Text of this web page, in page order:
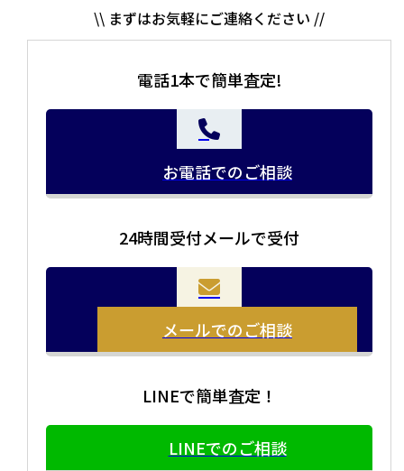
\\ まずはお気軽にご連絡ください //
電話1本で簡単査定!
お電話でのご相談
24時間受付メールで受付
メールでのご相談
LINEで簡単査定！
LINEでのご相談